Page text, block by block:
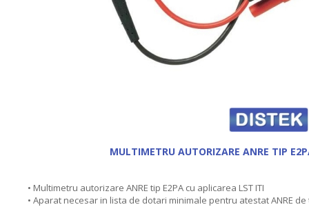
MULTIMETRU AUTORIZARE ANRE TIP
• Multimetru autorizare ANRE tip E2PA cu aplicarea LST ITI
• Aparat necesar in lista de dotari minimale pentru atestat ANRE de